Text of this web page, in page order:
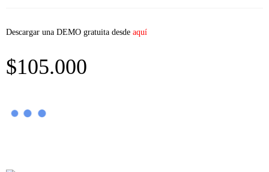
Descargar una DEMO gratuita desde aquí
$105.000